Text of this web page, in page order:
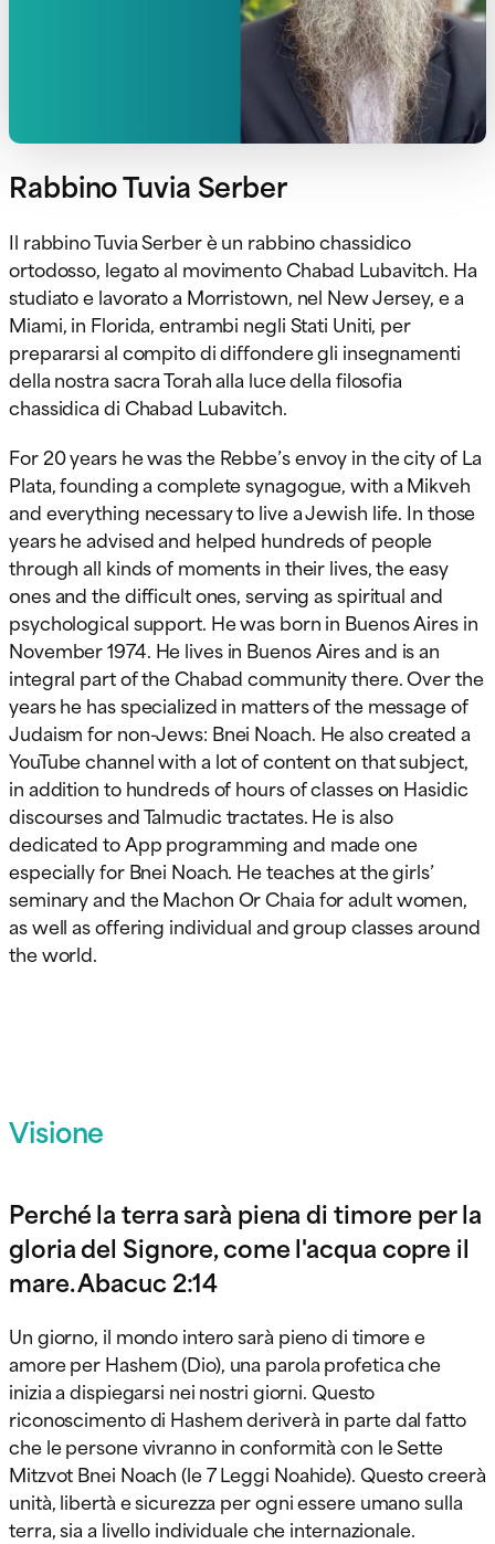
Rabbino Tuvia Serber
Il rabbino Tuvia Serber è un rabbino chassidico
ortodosso, legato al movimento Chabad Lubavitch. Ha
studiato e lavorato a Morristown, nel New Jersey, e a
Miami, in Florida, entrambi negli Stati Uniti, per
prepararsi al compito di diffondere gli insegnamenti
della nostra sacra Torah alla luce della filosofia
chassidica di Chabad Lubavitch.
For 20 years he was the Rebbe’s envoy in the city of La
Plata, founding a complete synagogue, with a Mikveh
and everything necessary to live a Jewish life. In those
years he advised and helped hundreds of people
through all kinds of moments in their lives, the easy
ones and the difficult ones, serving as spiritual and
psychological support. He was born in Buenos Aires in
November 1974. He lives in Buenos Aires and is an
integral part of the Chabad community there. Over the
years he has specialized in matters of the message of
Judaism for non-Jews: Bnei Noach. He also created a
YouTube channel with a lot of content on that subject,
in addition to hundreds of hours of classes on Hasidic
discourses and Talmudic tractates. He is also
dedicated to App programming and made one
especially for Bnei Noach. He teaches at the girls’
seminary and the Machon Or Chaia for adult women,
as well as offering individual and group classes around
the world.
Visione
Perché la terra sarà piena di timore per la
gloria del Signore, come l'acqua copre il
mare. Abacuc 2:14
Un giorno, il mondo intero sarà pieno di timore e
amore per Hashem (Dio), una parola profetica che
inizia a dispiegarsi nei nostri giorni. Questo
riconoscimento di Hashem deriverà in parte dal fatto
che le persone vivranno in conformità con le Sette
Mitzvot Bnei Noach (le 7 Leggi Noahide). Questo creerà
unità, libertà e sicurezza per ogni essere umano sulla
terra, sia a livello individuale che internazionale.